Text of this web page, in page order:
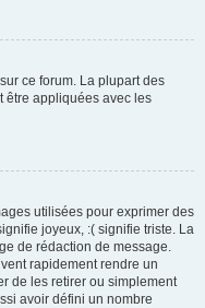
ce forum. La plupart des
être appliquées avec les
utilisées pour exprimer des
joyeux, :( signifie triste. La
de rédaction de message.
rapidement rendre un
de les retirer ou simplement
avoir défini un nombre